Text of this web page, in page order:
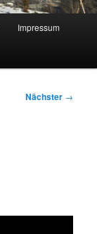
Impressum
Nächster →